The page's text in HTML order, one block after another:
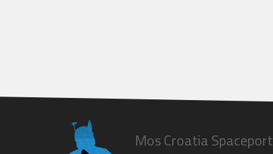
Mos Croatia Spaceport